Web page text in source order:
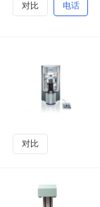
对比 电话
对比